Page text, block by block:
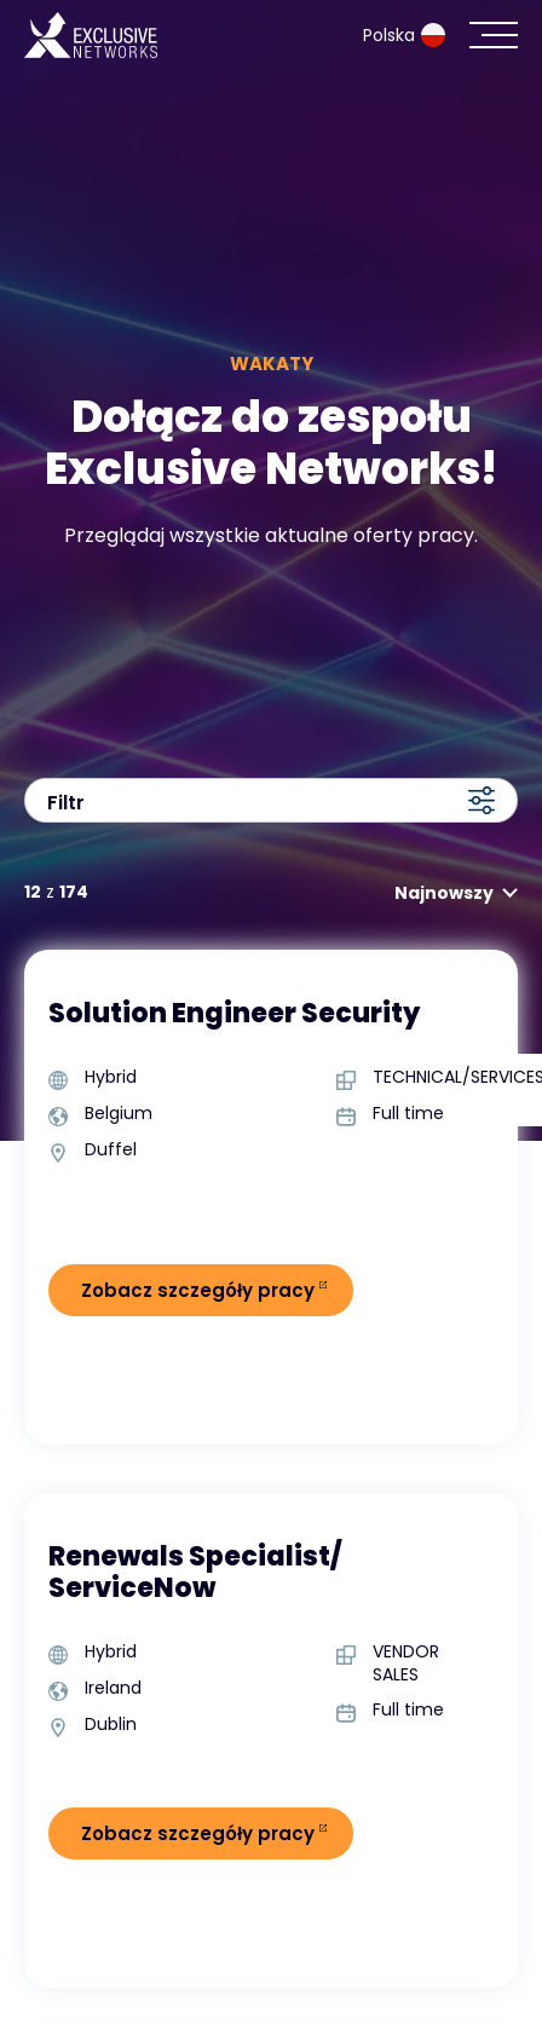
Polska
Login Exclusive Access
Exclusive Access - Dowiedz się więcej
Kontakt
#weareexclusive
WAKATY
Dołącz do zespołu
Exclusive Networks!
Przeglądaj wszystkie aktualne oferty pracy.
Filtr
12 z 174 Najnowszy
Solution Engineer Security
Hybrid
Belgium
Duffel
TECHNICAL/
Full time
Zobacz szczegóły pracy
Renewals Specialist/
ServiceNow
Hybrid
Ireland
Dublin
VENDOR
SALES
Full time
Zobacz szczegóły pracy